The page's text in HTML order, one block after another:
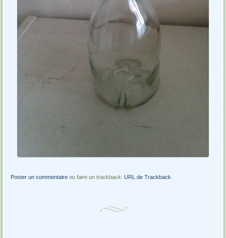
Poster un commentaire ou faire un trackback:URL de Trackback